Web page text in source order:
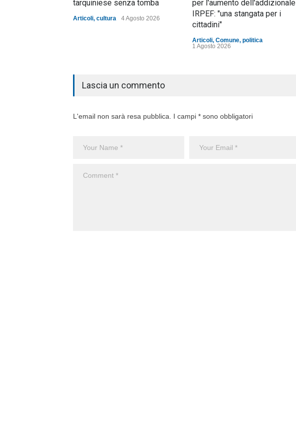
tarquiniese senza tomba
Articoli, cultura 4 Agosto 2026
per l'aumento dell'addizionale
IRPEF: "una stangata per i
cittadini"
Articoli, Comune, politica
1 Agosto 2026
Lascia un commento
L'email non sarà resa pubblica. I campi * sono obbligatori